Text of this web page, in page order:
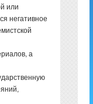
или
негативное
а